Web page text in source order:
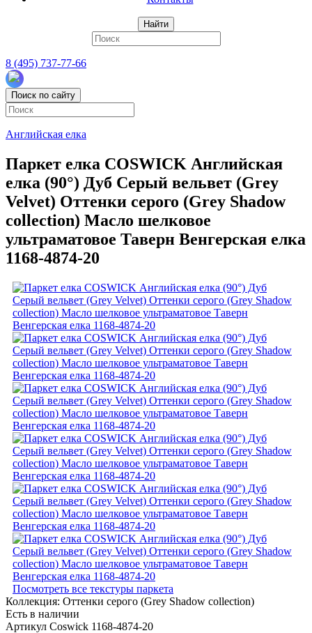
Найти
8 (495) 737-77-66
Поиск по сайту
Английская елка
Паркет елка COSWICK Английская
елка (90°) Дуб Серый вельвет (Grey
Velvet) Оттенки серого (Grеy Shadow
collection) Масло шелковое
ультраматовое Таверн Венгерская елка
1168-4874-20
Посмотреть все текстуры паркета
Коллекция: Оттенки серого (Grеy Shadow collection)
Есть в наличии
Артикул Coswick 1168-4874-20